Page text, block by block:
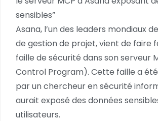
sensibles”
Asana, l’un des leaders mondiaux
de gestion de projet, vient de faire
faille de sécurité dans son serveur
Control Program). Cette faille a
par un chercheur en sécurité
aurait exposé des données
utilisateurs.